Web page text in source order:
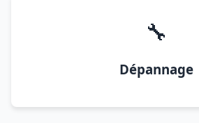
🔧
Dépannage